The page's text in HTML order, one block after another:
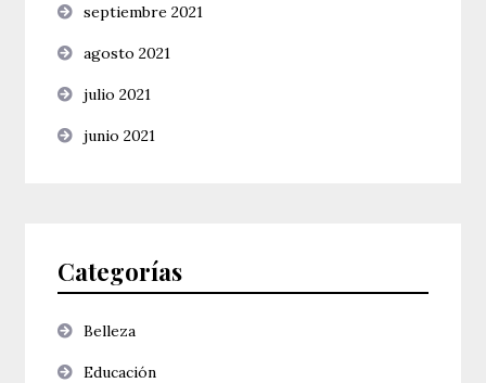
septiembre 2021
agosto 2021
julio 2021
junio 2021
Categorías
Belleza
Educación